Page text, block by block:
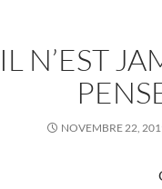
IL N’EST
NOVEMBRE 22,